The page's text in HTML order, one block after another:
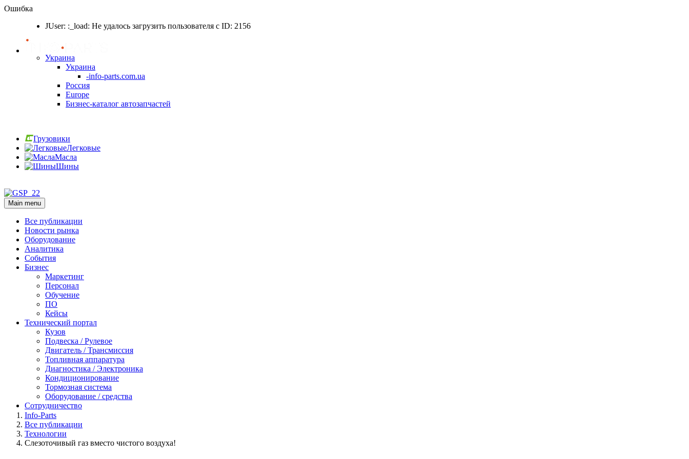
Ошибка
JUser: :_load: Не удалось загрузить пользователя с ID: 2156
Украина
Украина
-info-parts.com.ua
Россия
Europe
Бизнес-каталог автозапчастей
Грузовики
Легковые
Масла
Шины
Main menu
Все публикации
Новости рынка
Оборудование
Аналитика
События
Бизнес
Маркетинг
Персонал
Обучение
ПО
Кейсы
Технический портал
Кузов
Подвеска / Рулевое
Двигатель / Трансмиссия
Топливная аппаратура
Диагностика / Электроника
Кондиционирование
Тормозная система
Оборудование / средства
Сотрудничество
Info-Parts
Все публикации
Технологии
Слезоточивый газ вместо чистого воздуха!